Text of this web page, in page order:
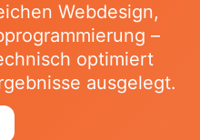
Webdesign,
–
optimiert
ausgelegt.